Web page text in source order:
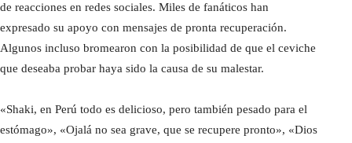
de reacciones en redes sociales. Miles de fanáticos han
expresado su apoyo con mensajes de pronta recuperación.
Algunos incluso bromearon con la posibilidad de que el ceviche
que deseaba probar haya sido la causa de su malestar.
«Shaki, en Perú todo es delicioso, pero también pesado para el
estómago», «Ojalá no sea grave, que se recupere pronto», «Dios